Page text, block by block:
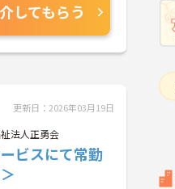
してもらう
更新日：2026年03月19日
法人正勇会
ビスにて常勤